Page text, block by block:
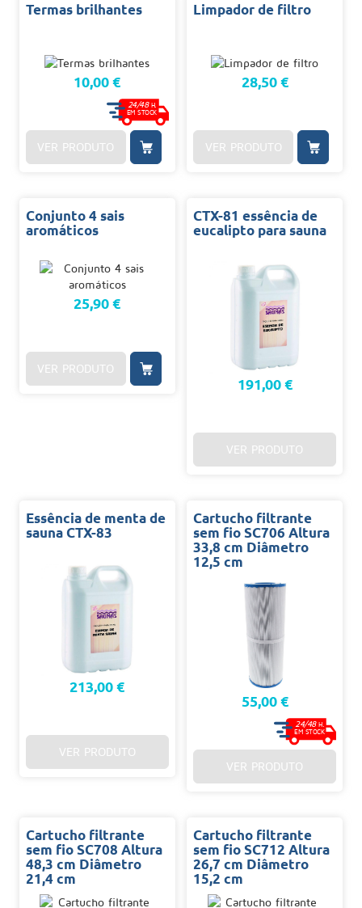
Termas brilhantes
10,00 €
24/48 H.
EM STOCK
VER PRODUTO
Limpador de filtro
28,50 €
VER PRODUTO
Conjunto 4 sais
aromáticos
25,90 €
VER PRODUTO
CTX-81 essência de
eucalipto para sauna
191,00 €
VER PRODUTO
Essência de menta de
sauna CTX-83
213,00 €
VER PRODUTO
Cartucho filtrante
sem fio SC706 Altura
33,8 cm Diâmetro
12,5 cm
55,00 €
24/48H.
EM STOCK
VER PRODUTO
Cartucho filtrante
sem fio SC708 Altura
48,3 cm Diâmetro
21,4 cm
Cartucho filtrante
sem fio SC712 Altura
26,7 cm Diâmetro
15,2 cm